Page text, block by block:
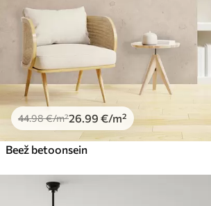
44.98€/m²26 .99 €/m²
Beež betoonsein